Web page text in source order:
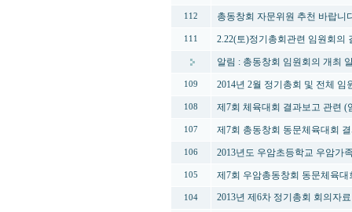
112 총동창회 자문위원 추천 바랍니
111 2.22(토)정기총회관련 임원회의
알림 : 총동창회 임원회의 개최
109 2014년 2월 정기총회 및 전체
108 제7회 체육대회 결과보고 관련 (
107 제7회 총동창회 동문체육대회
106 2013년도 우암초등학교 우암가
105 제7회 우암총동창회 동문체육대
104 2013년 제6차 정기총회 회의자